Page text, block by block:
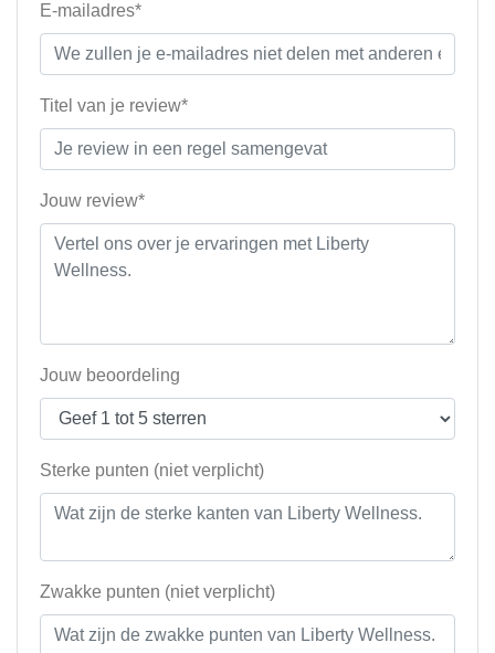
E-mailadres*
Titel van je review*
Jouw review*
Jouw beoordeling
Sterke punten (niet verplicht)
Zwakke punten (niet verplicht)